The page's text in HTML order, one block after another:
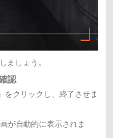
ましょう。
認
をクリックし、終了させま
が自動的に表示されま